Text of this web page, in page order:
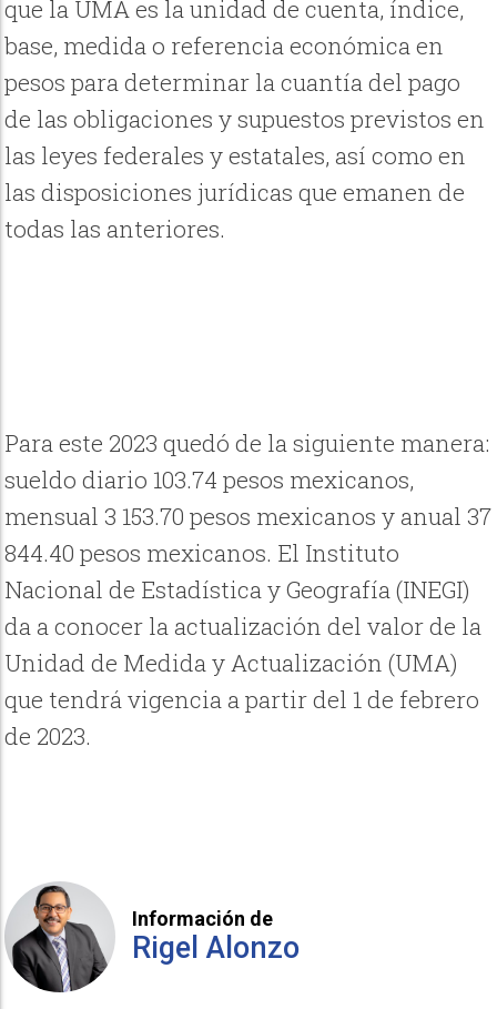
que la UMA es la unidad de cuenta, índice,
base, medida o referencia económica en
pesos para determinar la cuantía del pago
de las obligaciones y supuestos previstos en
las leyes federales y estatales, así como en
las disposiciones jurídicas que emanen de
todas las anteriores.
Para este 2023 quedó de la siguiente manera:
sueldo diario 103.74 pesos mexicanos,
mensual 3 153.70 pesos mexicanos y anual 37
844.40 pesos mexicanos. El Instituto
Nacional de Estadística y Geografía (INEGI)
da a conocer la actualización del valor de la
Unidad de Medida y Actualización (UMA)
que tendrá vigencia a partir del 1 de febrero
de 2023.
Información de
Rigel Alonzo